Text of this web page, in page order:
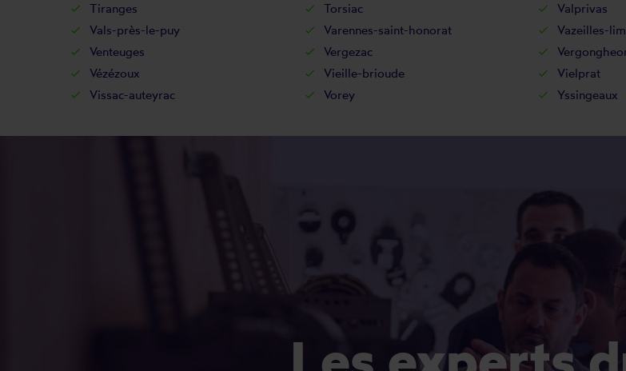
Tiranges
Torsiac Valprivas
Vals-près-le-puy
Varennes-saint-honorat Vazeilles-
Venteuges
Vergezac
Vézézoux
Vieille-brioude Vielprat
Vissac-auteyrac
Vorey Yssingeaux